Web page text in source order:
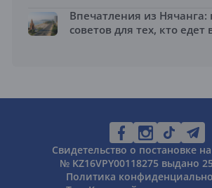
Впечатления из Нячанга:
советов для тех, кто едет
Свидетельство о постановке
№ KZ16VPY00118275 выдано
Политика